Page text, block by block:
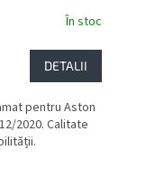
În stoc
DETALII
pentru Aston
2020. Calitate